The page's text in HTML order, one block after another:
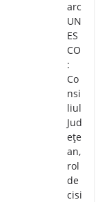
arc
UN
ES
CO
:
Co
nsi
liul
Jud
ețe
an,
rol
de
cisi